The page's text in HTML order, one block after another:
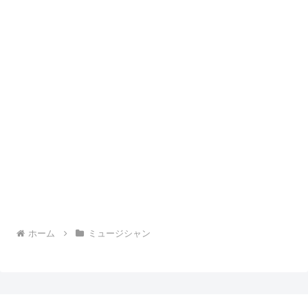
ホーム ミュージシャン